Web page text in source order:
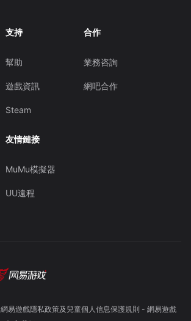
支持
幫助
遊戲資訊
Steam
合作
業務咨詢
網吧合作
友情鏈接
MuMu模擬器
UU遠程
網易遊戲隱私政策及兒童個人信息保護規則 - 網易遊戲